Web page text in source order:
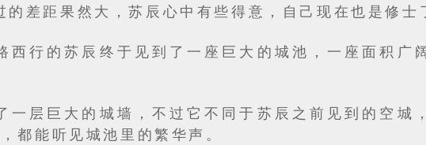
的差距果然大，苏辰心中有些得意，自己现在也是修士
西行的苏辰终于见到了一座巨大的城池，一座面积广
一层巨大的城墙，不过它不同于苏辰之前见到的空城
都能听见城池里的繁华声。